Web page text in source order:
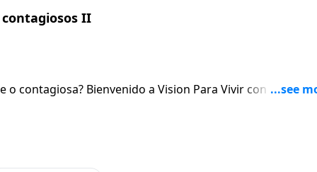
II
Para Vivir con el pastor